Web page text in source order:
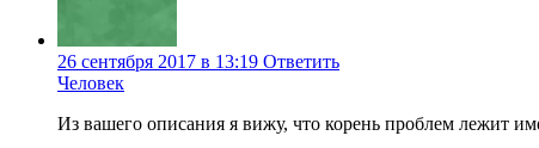
26 сентября 2017 в 13:19 Ответить
Человек
Из вашего описания я вижу, что корень проблем лежит